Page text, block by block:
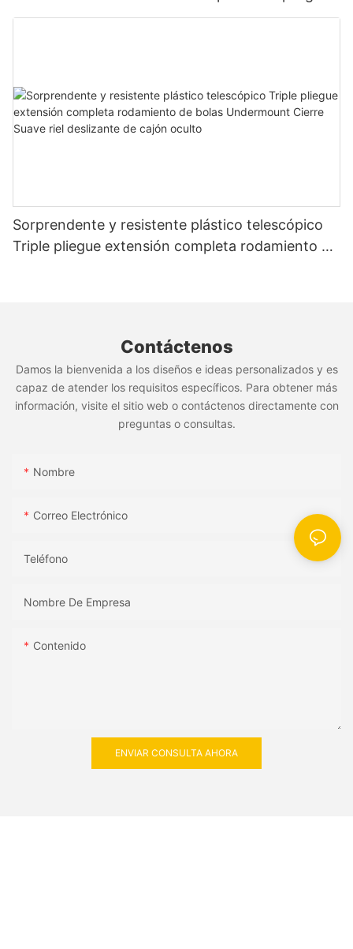
resistente
Sorprendente y resistente plástico telescópico
Triple pliegue extensión completa rodamiento de
Contáctenos
Damos la bienvenida a los diseños e ideas personalizados y es
capaz de atender los requisitos específicos. Para obtener más
información, visite el sitio web o contáctenos directamente con
preguntas o consultas.
Nombre
Correo Electrónico
Teléfono
Nombre De Empresa
Contenido
ENVIAR CONSULTA AHORA